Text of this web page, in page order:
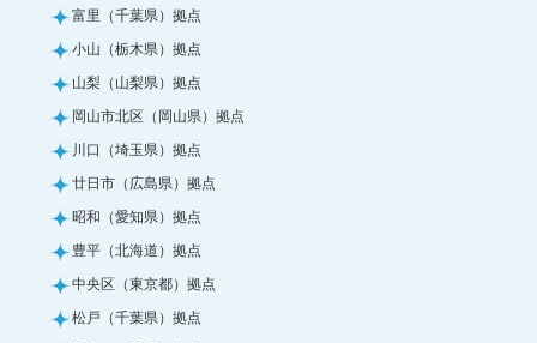
富里（千葉県）拠点
小山（栃木県）拠点
山梨（山梨県）拠点
岡山市北区（岡山県）拠点
川口（埼玉県）拠点
廿日市（広島県）拠点
昭和（愛知県）拠点
豊平（北海道）拠点
中央区（東京都）拠点
松戸（千葉県）拠点